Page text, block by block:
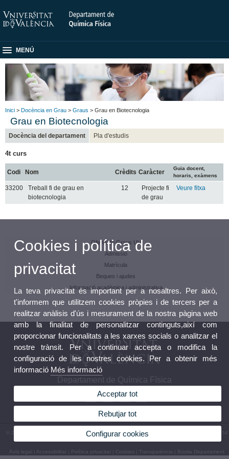
MENÚ
Inici > Docència en Grau > Graus > Grau en Biotecnologia
Grau en Biotecnologia
Docència del departament Pla d'estudis
4t curs
Codi Nom Crèdits Caràcter
Guia docent,
horaris, exàmens
33200
Treball fi de grau en
biotecnologia
12
Projecte fi
de grau
Veure fitxa
Oferta de Graus UV
Admissió
Matrícula
Beques i ajudes
Informació acadèmica i administrativa
Departament de Química Física
© 2026 UV. - Av. Vicent Andrés Estellés, 19. 46100 Burjassot. Espanya. Telèfon: (+34) 96 354
Avís legal |Accessibilitat Política privacitat Cookies Transparència Bústia Departament
Cookies i política de
privacitat
La teva privacitat és important per a nosaltres. Per això,
t'informem que utilitzem cookies pròpies i de tercers per a
realitzar anàlisis d'ús i mesurament de la nostra pàgina web
amb la finalitat de personalitzar continguts,així com
proporcionar funcionalitats a les xarxes socials o analitzar el
nostre trànsit. Per a continuar accepta o modifica la
configuració de les nostres cookies. Per a obtenir més
informació Més informació
Acceptar tot
Rebutjar tot
Configurar cookies